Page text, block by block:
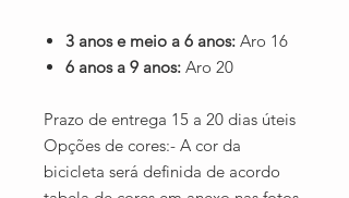
3 anos e meio a 6 anos: Aro 16
6 anos a 9 anos: Aro 20
Prazo de entrega 15 a 20 dias úteis
Opções de cores:- A cor da
bicicleta será definida de acordo